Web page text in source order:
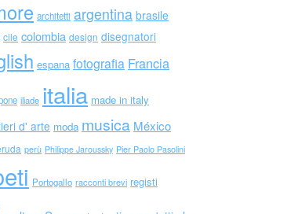
architetti argentina brasile
cile colombia design disegnatori
espana fotografia Francia
iliade italia made in italy
d' arte moda musica México
perù Philippe Jaroussky Pier Paolo Pasolini
Portogallo racconti brevi registi